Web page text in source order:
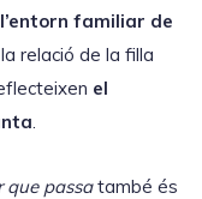
familiar de
relació de la filla
el
.
que passatambé és